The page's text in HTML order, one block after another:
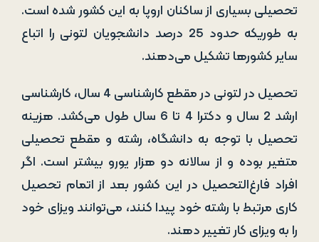
تحصیلی بسیاری از ساکنان اروپا به این کشور شده است.
به طوریکه حدود 25 درصد دانشجویان لتونی را اتباع
سایر کشورها تشکیل می‌دهند.
تحصیل در لتونی در مقطع کارشناسی 4 سال، کارشناسی
ارشد 2 سال و دکترا 4 تا 6 سال طول می‌کشد. هزینه
تحصیل با توجه به دانشگاه، رشته و مقطع تحصیلی
متغیر بوده و از سالانه دو هزار یورو بیشتر است. اگر
افراد فارغ‌التحصیل در این کشور بعد از اتمام تحصیل
کاری مرتبط با رشته خود پیدا کنند، می‌توانند ویزای خود
را به ویزای کار تغییر دهند.